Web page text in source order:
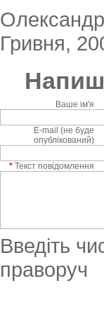
Гривня,
Ваше ім'я
E-mail (не буде
опублікований)
* Текст повідомлення
Введіть
праворуч